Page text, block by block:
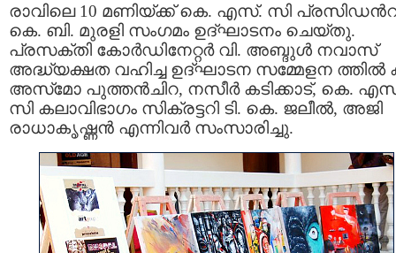
രാവിലെ 10 മണിയ്ക്ക് കെ. എസ്. സി
കെ. ബി. മുരളി സംഗമം ഉദ്ഘാടനം ചെയ്തു.
പ്രസക്തി കോര്‍ഡിനേറ്റര്‍ വി. അബ്ദുള്‍ നവാസ്
അദ്ധ്യക്ഷത വഹിച്ച ഉദ്ഘാടന സമ്മേളന ത്തില്‍
അസ്‌മോ പുത്തന്‍ചിറ, നസീര്‍ കടിക്കാട്, കെ.
സി കലാവിഭാഗം സിക്രട്ടറി ടി. കെ. ജലീല്‍, അജി
രാധാകൃഷ്ണന്‍ എന്നിവര്‍ സംസാരിച്ചു.